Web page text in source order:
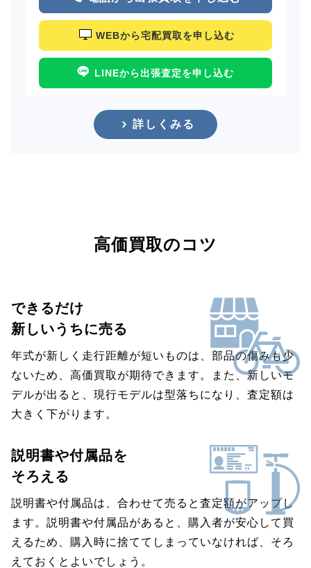
WEBから宅配買取を申し込む
LINEから出張査定を申し込む
詳しくみる
高価買取のコツ
できるだけ
新しいうちに売る
年式が新しく走行距離が短いものは、部品の傷みも少
ないため、高価買取が期待できます。また、新しいモ
デルが出ると、現行モデルは型落ちになり、査定額は
大きく下がります。
説明書や付属品を
そろえる
説明書や付属品は、合わせて売ると査定額がアップし
ます。説明書や付属品があると、購入者が安心して買
えるため、購入時に捨ててしまっていなければ、そろ
えておくとよいでしょう。